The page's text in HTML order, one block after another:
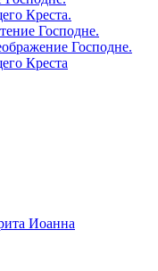
Господне.
Господне.
Креста
Иоанна